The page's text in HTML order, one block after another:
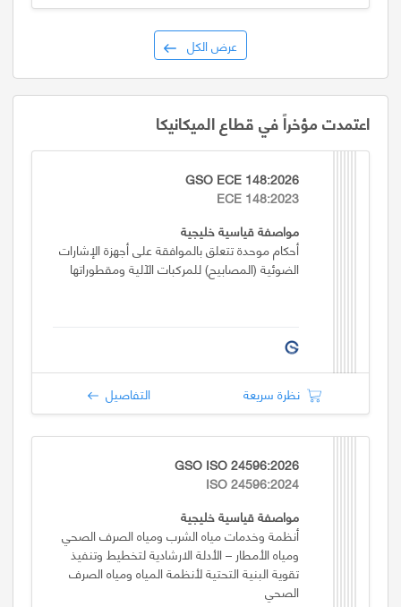
عرض الكل
اعتمدت مؤخراً في قطاع الميكانيكا
GSO ECE 148:2026
ECE 148:2023
مواصفة قياسية خليجية
أحكام موحدة تتعلق بالموافقة على أجهزة الإشارات
الضوئية (المصابيح) للمركبات الآلية ومقطوراتها
نظرة سريعة التفاصيل
GSO ISO 24596:2026
ISO 24596:2024
مواصفة قياسية خليجية
أنظمة وخدمات مياه الشرب ومياه الصرف الصحي
ومياه الأمطار – الأدلة الارشادية لتخطيط وتنفيذ
تقوية البنية التحتية لأنظمة المياه ومياه الصرف
الصحي